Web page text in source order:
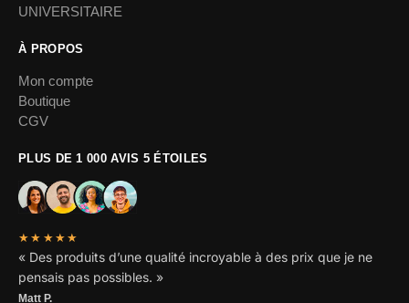
UNIVERSITAIRE
À PROPOS
Mon compte
Boutique
CGV
PLUS DE 1 000 AVIS 5 ÉTOILES
★★★★★
« Des produits d’une qualité incroyable à des prix que je ne
pensais pas possibles. »
Matt P.